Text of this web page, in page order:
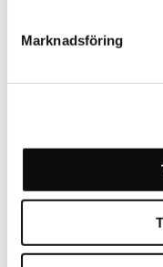
Marknadsföring
SALON AMBIENCE